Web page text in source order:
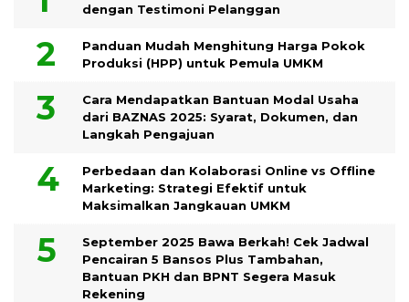
dengan Testimoni Pelanggan
Panduan Mudah Menghitung Harga Pokok
Produksi (HPP) untuk Pemula UMKM
Cara Mendapatkan Bantuan Modal Usaha
dari BAZNAS 2025: Syarat, Dokumen, dan
Langkah Pengajuan
Perbedaan dan Kolaborasi Online vs Offline
Marketing: Strategi Efektif untuk
Maksimalkan Jangkauan UMKM
September 2025 Bawa Berkah! Cek Jadwal
Pencairan 5 Bansos Plus Tambahan,
Bantuan PKH dan BPNT Segera Masuk
Rekening